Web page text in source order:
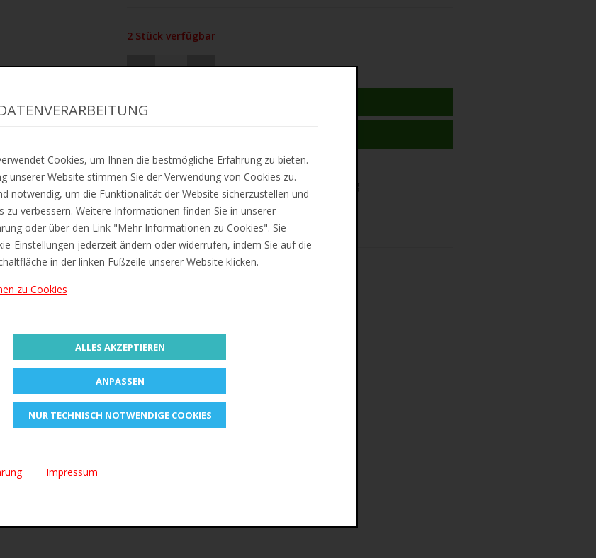
Cookies, um Ihnen die bestmögliche Erfahrung zu bieten.
unserer Website stimmen Sie der Verwendung von Cookies zu.
notwendig, um die Funktionalität der Website sicherzustellen und
zu verbessern. Weitere Informationen finden Sie in unserer
oder über den Link "Mehr Informationen zu Cookies". Sie
Einstellungen jederzeit ändern oder widerrufen, indem Sie auf die
in der linken Fußzeile unserer Website klicken.
zu Cookies
ALLES AKZEPTIEREN
ANPASSEN
NUR TECHNISCH NOTWENDIGE COOKIES
Impressum
2 Stück verfügbar
Lieferung ca. zwischen Di, 11. Aug und Do, 13. Aug
Preis inkl. 19% MwSt. Zzgl.Versandkosten
Bewertungen (0)
Minen ein- und ausfährt